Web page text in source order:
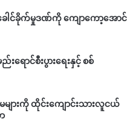
ါင်ခိုက်မှုဒဏ်ကို ကျောကော့အောင်
ရောင်စီးပွားရေးနှင့် စစ်
မများကို ထိုင်းကျောင်းသားလူငယ်